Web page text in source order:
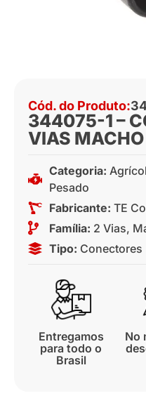
Cód. do Produto:
344075-1 –
VIAS MACHO
Categoria:
Pesado
Fabricante: TE
Família: 2 Vias,
Tipo: Conectores
Entregamos
para todo o
Brasil
No